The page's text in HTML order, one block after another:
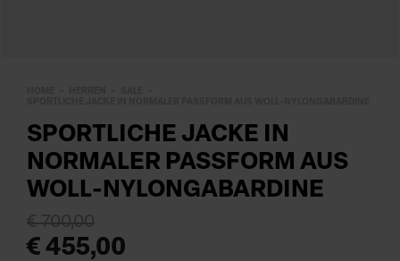
SPORTLICHE JACKE IN
NORMALER PASSFORM AUS
WOLL-NYLONGABARDINE
€ 455,00
€ 700,00